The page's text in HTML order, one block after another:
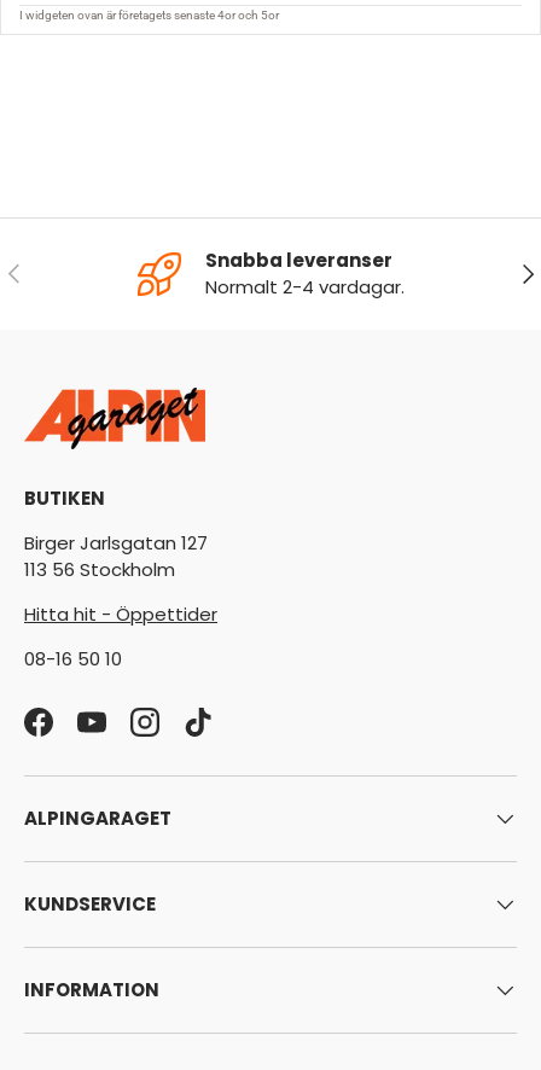
FÖREGÅENDE
Snabba leveranser
Normalt 2-4 vardagar.
BUTIKEN
Birger Jarlsgatan 127
113 56 Stockholm
Hitta hit - Öppettider
08-16 50 10
FacebookYouTubeInstagram
TikTok
ALPINGARAGET
KUNDSERVICE
INFORMATION